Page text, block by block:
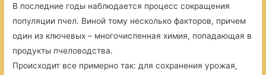
В последние годы наблюдается процесс сокращения
популяции пчел. Виной тому несколько факторов, причем
один из ключевых – многочисленная химия, попадающая в
продукты пчеловодства.
Происходит все примерно так: для сохранения урожая,